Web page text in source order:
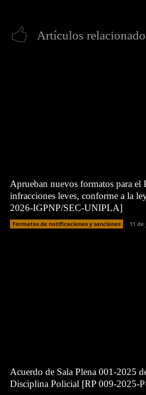
Artículos
Aprueban nuevos formatos para el
infracciones leves, conforme a la
2026-IGPNP/SEC-UNIPLA]
Formatos de notificaciones y sanciones 11 de
Acuerdo de Sala Plena 001-2025
Disciplina Policial [RP 009-2025-